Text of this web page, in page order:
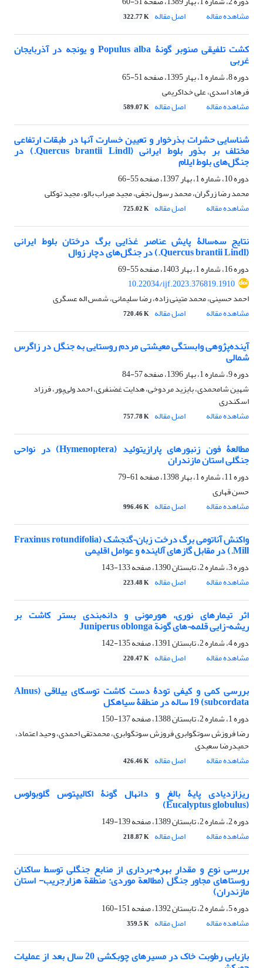
مشاهده مقاله
اصل مقاله 322.77 K
کشت تلفیقی صنوبر گونۀ Populus alba و یونجه در آذربایجان
غربی
دوره 8، شماره 1، بهار 1395، صفحه
51-65
فرهاد اسدی، علی خداکریمی
مشاهده مقاله
اصل مقاله 589.07 K
شناسایی حشرات بذرخوار و تعیین خسارت آنها در طبقات ارتفاعی
مختلف بر بذور بلوط ایرانی (Quercus brantii Lindl.) در
جنگل‌های بلوط ایلام
دوره 10، شماره 1، بهار 1397، صفحه
55-66
محمد رضا زرگران، محمد رسول نجفی، مجید میراب بالو، مجید توکلی
مشاهده مقاله
اصل مقاله 725.02 K
نتایج سه‌سالۀ پایش عناصر غذایی برگ درختان بلوط ایرانی
(Quercus brantii Lindl.) در جنگل‌های دچار زوال
دوره 16، شماره 1، بهار 1403، صفحه
55-69
10.22034/ijf.2023.376819.1910
احمد حسینی، محمد متینی زاده، رضا سلیمانی، شمس اله عسگری
مشاهده مقاله
اصل مقاله 720.46 K
آینده‌پژوهی وابستگی معیشتی مردم روستایی به جنگل در زاگرس
شمالی
دوره 9، شماره 1، بهار 1396، صفحه
57-84
شهین شامحمدی، بایزید مردوخی، هدایت غضنفری، احمد ولی‌پور، فرزاد
اسکندری
مشاهده مقاله
اصل مقاله 757.78 K
مطالعۀ فون زنبورهای پارازیتوئید (Hymenoptera) در نواحی
جنگلی استان مازندران
دوره 11، شماره 1، بهار 1398، صفحه
61-79
حسن قهاری
مشاهده مقاله
اصل مقاله 996.46 K
واکنش آناتومی برگ درخت زبان¬گنجشک (Fraxinus rotundifolia
Mill.) در مقابل گازهای آلاینده و عوامل اقلیمی
دوره 3، شماره 2، تابستان 1390، صفحه
133-143
مشاهده مقاله
اصل مقاله 223.48 K
اثر تیمارهای نوری، هورمونی و دانه‌بندی بستر کاشت بر
ریشه¬زایی قلمه¬های گونة Juniperus oblonga
دوره 4، شماره 2، تابستان 1391، صفحه
135-142
مشاهده مقاله
اصل مقاله 220.47 K
بررسی کمی و کیفی تودۀ دست کاشت توسکای ییلاقی (Alnus
subcordata) 19 ساله در منطقۀ سیاهکل
دوره 1، شماره 2، تابستان 1388، صفحه
137-150
رضا فروزش سوتگوابری فروزش سوتگوابری، محمدتقی احمدی، وحید اعتماد،
حمیدرضا سعیدی
مشاهده مقاله
اصل مقاله 426.46 K
ریزازدیادی پایۀ بالغ و دانهال گونۀ اکالیپتوس گلوبولوس
(Eucalyptus globulus)
دوره 2، شماره 2، تابستان 1389، صفحه
139-149
مشاهده مقاله
اصل مقاله 218.87 K
بررسی نوع و مقدار بهره¬برداری از منابع جنگلی توسط ساکنان
روستاهای مجاور جنگل (مطالعة موردی: منطقة هزارجریب- استان
مازندران)
دوره 5، شماره 2، تابستان 1392، صفحه
151-160
مشاهده مقاله
اصل مقاله 359.5 K
بازیابی رطوبت خاک در مسیرهای چوبکشی 20 سال بعد از عملیات